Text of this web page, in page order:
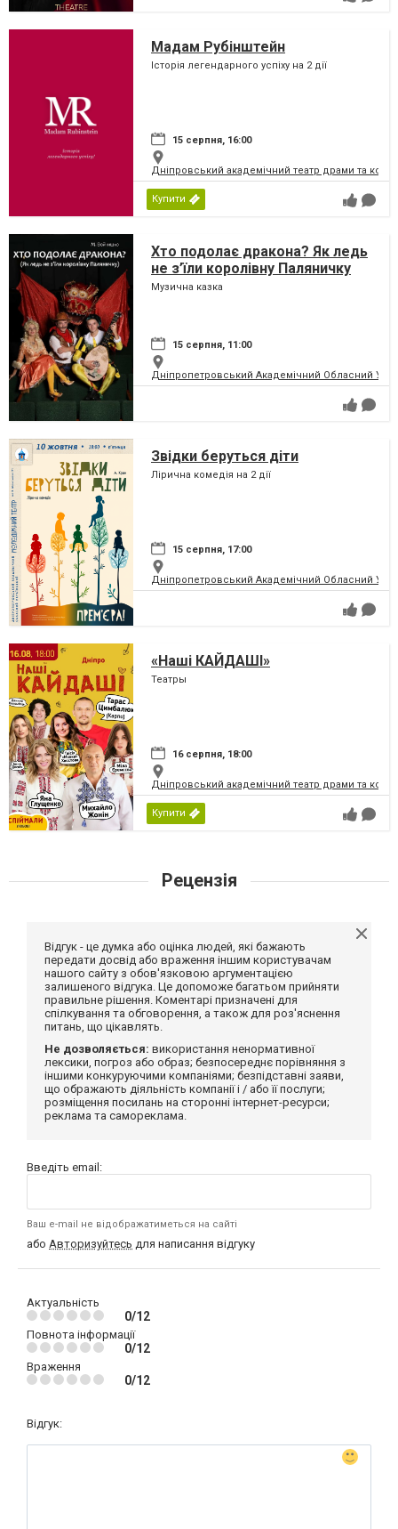
Мадам Рубінштейн
Історія легендарного успіху на 2 дії
15 серпня, 16:00
Дніпровський академічний театр драми та
Купити
Хто подолає дракона? Як ледь
не з’їли королівну Паляничку
Музична казка
15 серпня, 11:00
Дніпропетровський Академічний Обласний
Звідки беруться діти
Лірична комедія на 2 дії
15 серпня, 17:00
Дніпропетровський Академічний Обласний
«Наші КАЙДАШІ»
Театры
16 серпня, 18:00
Дніпровський академічний театр драми та
Купити
Рецензія
Відгук - це думка або оцінка людей, які бажають
передати досвід або враження іншим користувачам
нашого сайту з обов'язковою аргументацією
залишеного відгука. Це допоможе багатьом прийняти
правильне рішення. Коментарі призначені для
спілкування та обговорення, а також для роз'яснення
питань, що цікавлять.
Не дозволяється: використання ненормативної
лексики, погроз або образ; безпосереднє порівняння з
іншими конкуруючими компаніями; безпідставні заяви,
що ображають діяльність компанії і / або її послуги;
розміщення посилань на сторонні інтернет-ресурси;
реклама та самореклама.
Введіть email:
Ваш e-mail не відображатиметься на сайті
або Авторизуйтесь для написання відгуку
Актуальність
0/12
Повнота інформації
0/12
Враження
0/12
Відгук: